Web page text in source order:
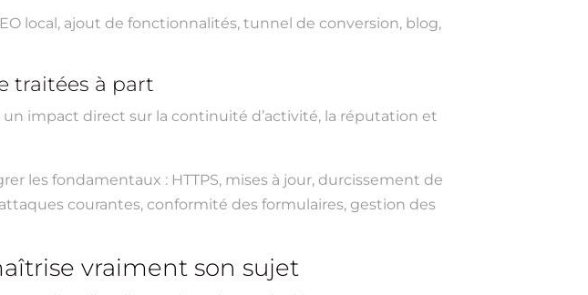
local, ajout de fonctionnalités, tunnel de conversion, blog,
traitées à part
impact direct sur la continuité d’activité, la réputation et
les fondamentaux : HTTPS, mises à jour, durcissement de
courantes, conformité des formulaires, gestion des
vraiment son sujet